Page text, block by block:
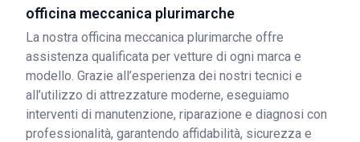
officina meccanica plurimarche
La nostra officina meccanica plurimarche offre
assistenza qualificata per vetture di ogni marca e
modello. Grazie all’esperienza dei nostri tecnici e
all’utilizzo di attrezzature moderne, eseguiamo
interventi di manutenzione, riparazione e diagnosi con
professionalità, garantendo affidabilità, sicurezza e